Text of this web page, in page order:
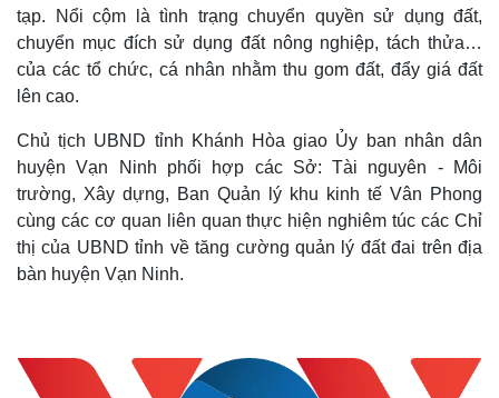
tạp. Nổi cộm là tình trạng chuyển quyền sử dụng đất,
chuyển mục đích sử dụng đất nông nghiệp, tách thửa…
của các tổ chức, cá nhân nhằm thu gom đất, đẩy giá đất
lên cao.
Chủ tịch UBND tỉnh Khánh Hòa giao Ủy ban nhân dân
huyện Vạn Ninh phối hợp các Sở: Tài nguyên - Môi
trường, Xây dựng, Ban Quản lý khu kinh tế Vân Phong
cùng các cơ quan liên quan thực hiện nghiêm túc các Chỉ
thị của UBND tỉnh về tăng cường quản lý đất đai trên địa
bàn huyện Vạn Ninh.